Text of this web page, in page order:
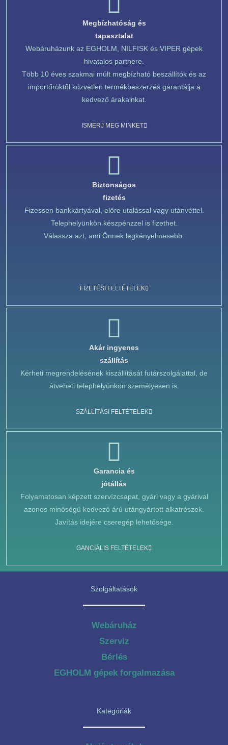
Megbízhatóság és
tapasztalat
Webáruházunk az EGHOLM, NILFISK és VIPER gépek
hivatalos partnere.
Több 10 éves szakmai múlt megbízható beszállítók és az
importőröktől közvetlen termékbeszerzés garantálja a
kedvező árakainkat.
ISMERJ MEG MINKET
Biztonságos
fizetés
Fizessen bankkártyával, előre utalással vagy utánvéttel.
Telephelyünkön készpénzzel is fizethet.
Válassza azt, ami Önnek legkényelmesebb.
FIZETÉSI FELTÉTELEK
Akár ingyenes
szállítás
Kérheti megrendelésének kiszállítását futárszolgálattal, de
átveheti telephelyünkön személyesen is.
SZÁLLÍTÁSI FELTÉTELEK
Garancia és
jótállás
Folyamatosan képzett szervízcsapat, gyári vagy a gyárival
azonos minőségű kedvező árú utángyártott alkatrészek.
Javítás idejére cseregép lehetősége.
GANCIÁLIS FELTÉTELEK
Szolgáltatások
Webáruház
Szerviz
Bérlés
EGHOLM gépek forgalmazása
Kategóriák